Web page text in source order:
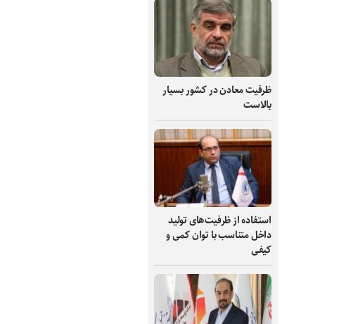
ظرفیت‌ معادن در کشور بسیار
بالاست
استفاده از ظرفیت‌های تولید
داخل متناسب با توان کمی و
کیفی